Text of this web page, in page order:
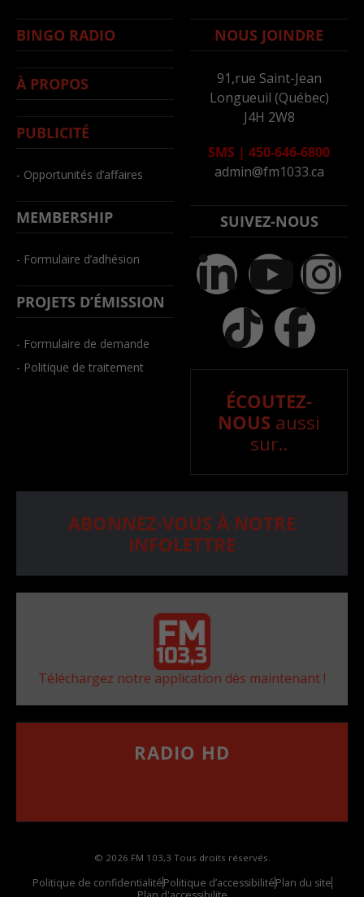
BINGO RADIO
À PROPOS
PUBLICITÉ
- Opportunités d’affaires
MEMBERSHIP
- Formulaire d’adhésion
PROJETS D’ÉMISSION
- Formulaire de demande
- Politique de traitement
NOUS JOINDRE
91,rue Saint-Jean
Longueuil (Québec)
J4H 2W8
SMS | 450-646-6800
admin@fm1033.ca
SUIVEZ-NOUS
ÉCOUTEZ-
NOUS aussi
sur..
ABONNEZ-VOUS À NOTRE
INFOLETTRE
Téléchargez notre application dès maintenant !
RADIO HD
© 2026 FM 103,3 Tous droits réservés.
Politique de confidentialitéPolitique d’accessibilitéPlan du site